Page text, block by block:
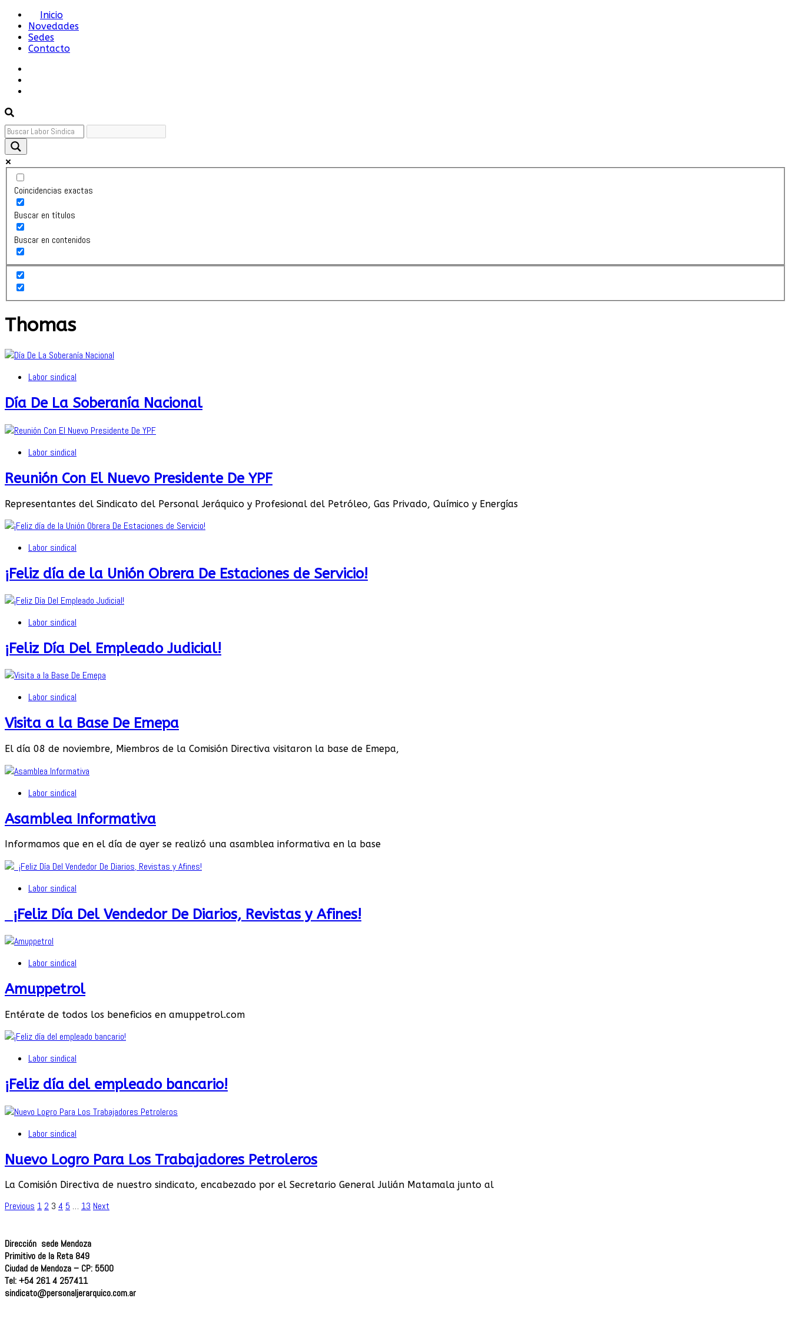
Skip
content
Inicio
Novedades
Sedes
Contacto
Primary
Menu
Coincidencias exactas
Buscar en títulos
Buscar en contenidos
Thomas
Labor sindical
Día De La Soberanía Nacional
Labor sindical
Reunión Con El Nuevo Presidente De YPF
Representantes del Sindicato del Personal Jeráquico y Profesional del Petróleo, Gas Privado, Químico y Energías
Labor sindical
¡Feliz día de la Unión Obrera De Estaciones de Servicio!
Labor sindical
¡Feliz Día Del Empleado Judicial!
Labor sindical
Visita a la Base De Emepa
El día 08 de noviembre, Miembros de la Comisión Directiva visitaron la base de Emepa,
Labor sindical
Asamblea Informativa
Informamos que en el día de ayer se realizó una asamblea informativa en la base
Labor sindical
¡Feliz Día Del Vendedor De Diarios, Revistas y Afines!
Labor sindical
Amuppetrol
Entérate de todos los beneficios en amuppetrol.com
Labor sindical
¡Feliz día del empleado bancario!
Labor sindical
Nuevo Logro Para Los Trabajadores Petroleros
La Comisión Directiva de nuestro sindicato, encabezado por el Secretario General Julián Matamala junto al
Navegación
entradas
Previous 1 2 3 4 5 … 13 Next
Dirección sede Mendoza
Primitivo de la Reta 849
Ciudad de Mendoza – CP: 5500
Tel: +54 261 4 257411
sindicato@personaljerarquico.com.ar